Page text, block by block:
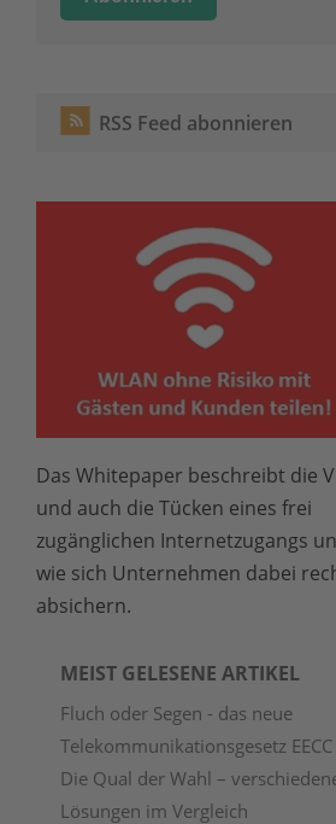
RSS Feed abonnieren
Das Whitepaper beschreibt die
und auch die Tücken eines frei
zugänglichen Internetzugangs
wie sich Unternehmen dabei
absichern.
MEIST GELESENE ARTIKEL
Fluch oder Segen - das neue
Telekommunikationsgesetz
Die Qual der Wahl –
Lösungen im Vergleich